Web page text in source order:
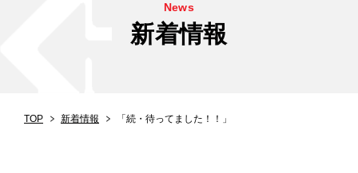
News
新着情報
TOP 新着情報 「続・待ってました！！」